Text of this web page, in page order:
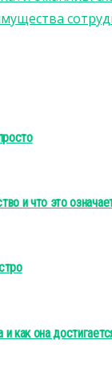
и что это
как она